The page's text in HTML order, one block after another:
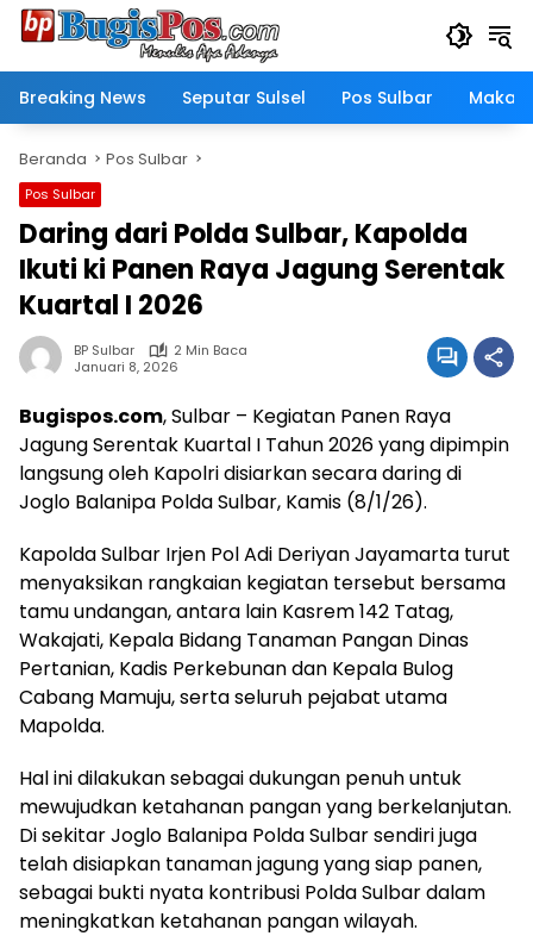
Langsung
Breaking News
Seputar Sulsel Pos Sulbar
Beranda Pos Sulbar
Pos Sulbar
Daring dari Polda Sulbar, Kapolda
Ikuti ki Panen Raya Jagung Serentak
Kuartal I 2026
BP Sulbar
2 Min Baca
Januari 8, 2026
Bugispos.com, Sulbar – Kegiatan Panen Raya
Jagung Serentak Kuartal I Tahun 2026 yang dipimpin
langsung oleh Kapolri disiarkan secara daring di
Joglo Balanipa Polda Sulbar, Kamis (8/1/26).
Kapolda Sulbar Irjen Pol Adi Deriyan Jayamarta turut
menyaksikan rangkaian kegiatan tersebut bersama
tamu undangan, antara lain Kasrem 142 Tatag,
Wakajati, Kepala Bidang Tanaman Pangan Dinas
Pertanian, Kadis Perkebunan dan Kepala Bulog
Cabang Mamuju, serta seluruh pejabat utama
Mapolda.
Hal ini dilakukan sebagai dukungan penuh untuk
mewujudkan ketahanan pangan yang berkelanjutan.
Di sekitar Joglo Balanipa Polda Sulbar sendiri juga
telah disiapkan tanaman jagung yang siap panen,
sebagai bukti nyata kontribusi Polda Sulbar dalam
meningkatkan ketahanan pangan wilayah.